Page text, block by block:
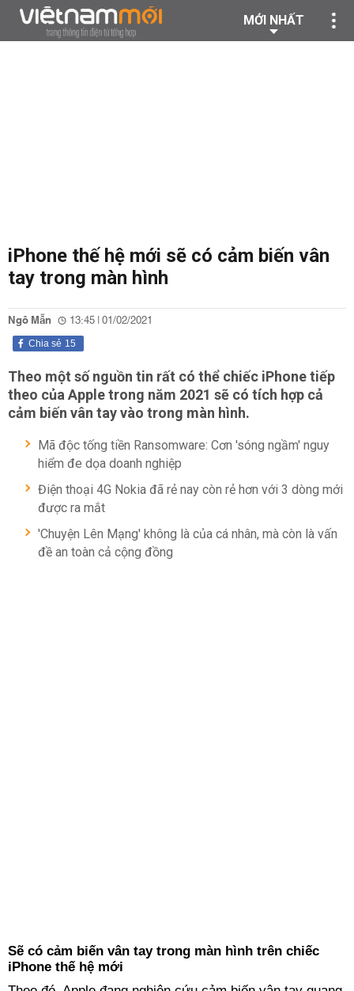
MỚI NHẤT
iPhone thế hệ mới sẽ có cảm biến vân
tay trong màn hình
Ngô Mẫn 13:45 | 01/02/2021
15
Chia sẻ
Theo một số nguồn tin rất có thể chiếc iPhone tiếp
theo của Apple trong năm 2021 sẽ có tích hợp cả
cảm biến vân tay vào trong màn hình.
Mã độc tống tiền Ransomware: Cơn 'sóng ngầm' nguy
hiểm đe dọa doanh nghiệp
Điện thoại 4G Nokia đã rẻ nay còn rẻ hơn với 3 dòng mới
được ra mắt
'Chuyện Lên Mạng' không là của cá nhân, mà còn là vấn
đề an toàn cả cộng đồng
Sẽ có cảm biến vân tay trong màn hình trên chiếc
iPhone thế hệ mới